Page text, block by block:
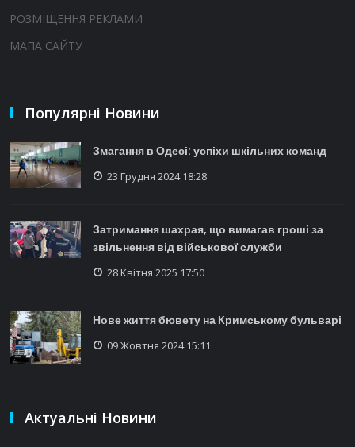
РОЗМІЩЕННЯ РЕКЛАМИ
МАПА САЙТУ
Популярні Новини
Змагання в Одесі: успіхи шкільних команд
23 Грудня 2024 18:28
Затримання шахрая, що вимагав гроші за
звільнення від військової служби
28 Квітня 2025 17:50
Нове життя бювету на Кримському бульварі
09 Жовтня 2024 15:11
Актуальні Новини